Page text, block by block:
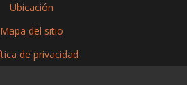
Ubicación
Mapa del sitio
de privacidad